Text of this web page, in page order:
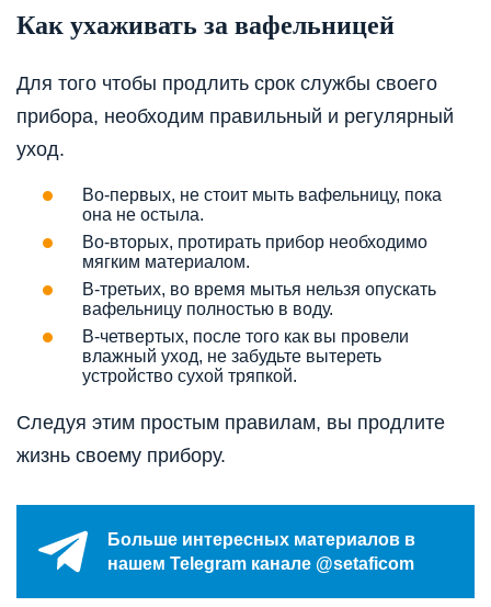
Как ухаживать за вафельницей
Для того чтобы продлить срок службы своего
прибора, необходим правильный и регулярный
уход.
Во-первых, не стоит мыть вафельницу, пока
она не остыла.
Во-вторых, протирать прибор необходимо
мягким материалом.
В-третьих, во время мытья нельзя опускать
вафельницу полностью в воду.
В-четвертых, после того как вы провели
влажный уход, не забудьте вытереть
устройство сухой тряпкой.
Следуя этим простым правилам, вы продлите
жизнь своему прибору.
Больше интересных материалов в
нашем Telegram канале @setaficom